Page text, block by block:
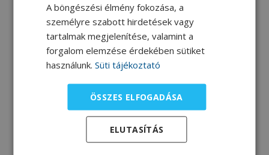
Ketogén mintaétrend
Zsír-fehérje arány
Élelmiszerek összetétele
Számítási gyakorlat
A böngészési élmény fokozása, a
személyre szabott hirdetések vagy
tartalmak megjelenítése, valamint a
forgalom elemzése érdekében sütiket
használunk. Süti tájékoztató
ÖSSZES ELFOGADÁSA
ELUTASÍTÁS